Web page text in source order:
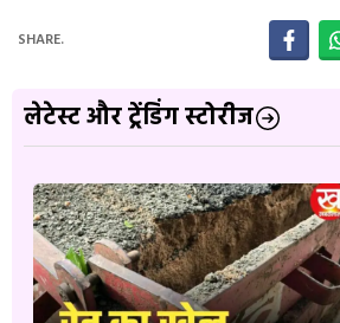
SHARE.
लेटेस्ट और ट्रेंडिंग स्टोरीज